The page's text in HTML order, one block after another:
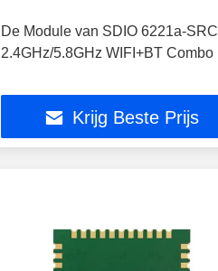
De Module van SDIO 6221a-SRC
2.4GHz/5.8GHz WIFI+BT Combo
Krijg Beste Prijs